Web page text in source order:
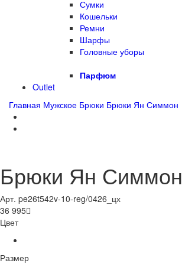
Сумки
Кошельки
Ремни
Шарфы
Головные уборы
Парфюм
Outlet
Главная Мужское Брюки Брюки Ян Симмон
Брюки Ян Симмон
Арт. pe26t542v-10-reg/0426_цх
36 995
Цвет
Размер